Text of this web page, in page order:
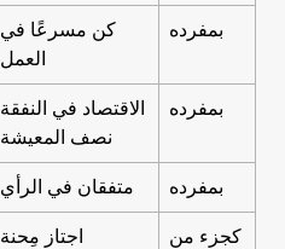
كن مسرعًا في
العمل
بمفرده
الاقتصاد في النفقة
نصف المعيشة
بمفرده
متفقان في الرأي بمفرده
اجتاز مِحنة
كجزء من